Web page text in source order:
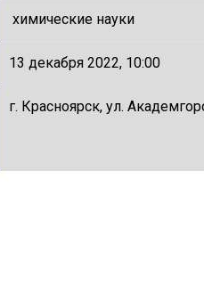
химические науки
13 декабря 2022, 10:00
г. Красноярск, ул.